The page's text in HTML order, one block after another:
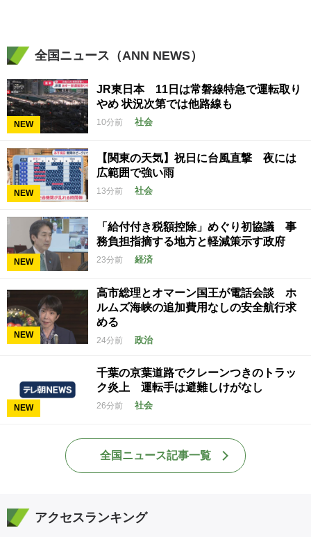
全国ニュース（ANN NEWS）
NEW
JR東日本 11日は常磐線特急で運転取り
やめ 状況次第では他路線も
10分前 社会
NEW
【関東の天気】祝日に台風直撃 夜には
広範囲で強い雨
13分前 社会
NEW
「給付付き税額控除」めぐり初協議 事
務負担指摘する地方と軽減策示す政府
23分前 経済
NEW
高市総理とオマーン国王が電話会談 ホ
ルムズ海峡の追加費用なしの安全航行求
める
24分前 政治
NEW
千葉の京葉道路でクレーンつきのトラッ
ク炎上 運転手は避難しけがなし
26分前 社会
全国ニュース記事一覧
アクセスランキング